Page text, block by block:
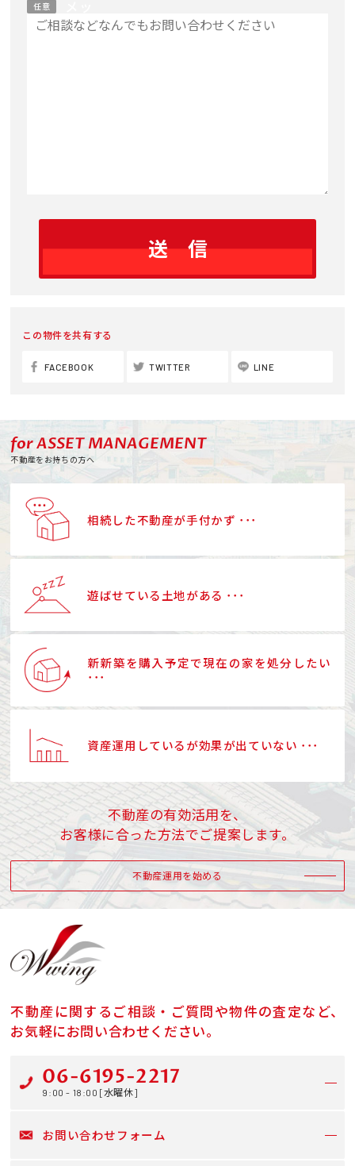
任意
セー
ジ
この物件を共有する
FACEBOOK TWITTER LINE
for ASSET MANAGEMENT
不動産をお持ちの方へ
相続した不動産が手付かず ･･･
遊ばせている土地がある ･･･
新新築を購入予定で現在の家を処分したい
･･･
資産運用しているが効果が出ていない ･･･
不動産の有効活用を、
お客様に合った方法でご提案します。
不動産運用を始める
不動産に関するご相談・ご質問や物件の査定など、
お気軽にお問い合わせください。
06-6195-2217
9:00 - 18:00 [水曜休]
お問い合わせフォーム